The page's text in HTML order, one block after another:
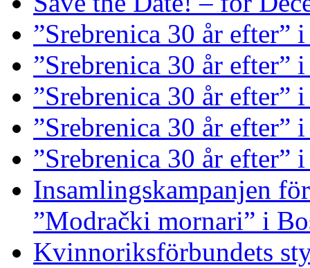
”Srebrenica 30 år efter”
”Srebrenica 30 år efter”
”Srebrenica 30 år efter”
”Srebrenica 30 år efter”
”Srebrenica 30 år efter”
Insamlingskampanjen
”Modrački mornari” i
Kvinnoriksförbundets